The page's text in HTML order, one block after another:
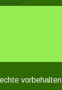
vorbehalten